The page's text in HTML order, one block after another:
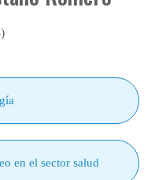
en el sector salud